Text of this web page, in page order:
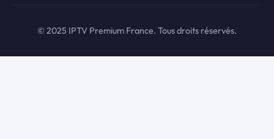
© 2025 IPTV Premium France. Tous droits réservés.